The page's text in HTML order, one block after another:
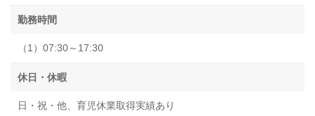
勤務時間
（1）07:30～17:30
休日・休暇
日・祝・他、育児休業取得実績あり